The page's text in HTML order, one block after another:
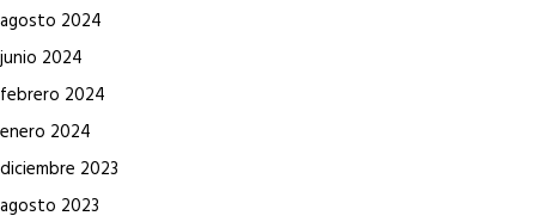
agosto 2024
junio 2024
febrero 2024
enero 2024
diciembre 2023
agosto 2023